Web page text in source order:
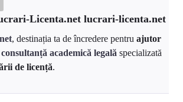
Licenta.net lucrari-licenta.net
, destinația ta de încredere pentru ajutor
consultanță academică legală specializată
de licență.